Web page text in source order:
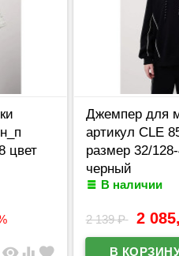
цвет
Джемпер для
артикул CLE
размер 32/
черный
В наличии
2 139₽ 2